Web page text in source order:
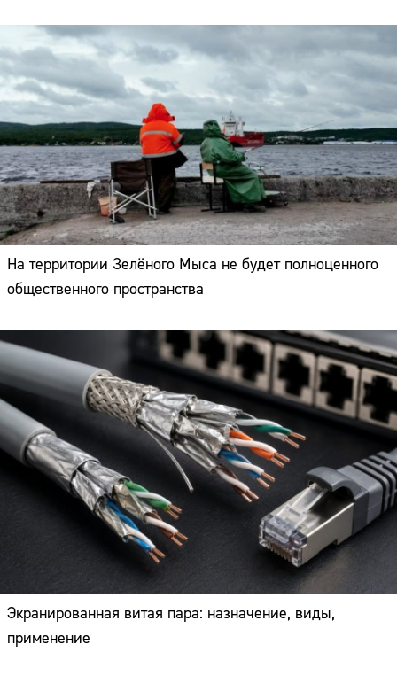
На территории Зелёного Мыса не будет полноценного
общественного пространства
Экранированная витая пара: назначение, виды,
применение